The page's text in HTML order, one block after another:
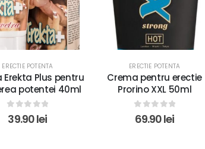
ERECTIE POTENTA
Erekta Plus pentru
potentei 40ml
0out of 5
39.90lei
ERECTIE POTENTA
Crema pentru erectie
Prorino XXL 50ml
0out of 5
69.90lei